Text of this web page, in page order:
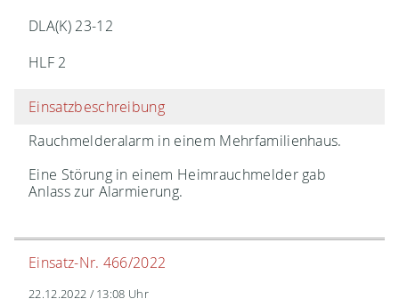
DLA(K) 23-12
HLF 2
Einsatzbeschreibung
Rauchmelderalarm in einem Mehrfamilienhaus.
Eine Störung in einem Heimrauchmelder gab
Anlass zur Alarmierung.
Einsatz-Nr. 466/2022
22.12.2022 / 13:08 Uhr